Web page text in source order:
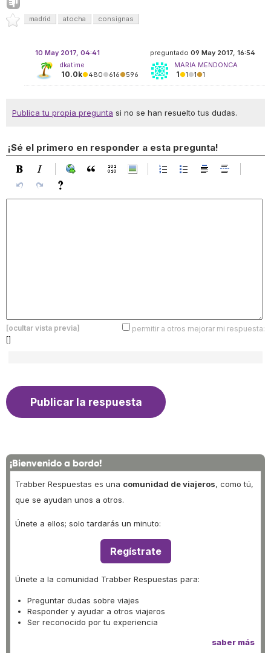
madrid atocha consignas
preguntado 09 May 2017, 16:54
MARIA MENDONCA
1●1●1●1
10 May 2017, 04:41
dkatime
10.0k●480●616●596
Publica tu propia pregunta si no se han resuelto tus dudas.
¡Sé el primero en responder a esta pregunta!
[ocultar vista previa]
permitir a otros mejorar mi respuesta:
[]
¡Bienvenido a bordo!
Trabber Respuestas es una comunidad de viajeros, como tú,
que se ayudan unos a otros.
Únete a ellos; solo tardarás un minuto:
Regístrate
Únete a la comunidad Trabber Respuestas para:
Preguntar dudas sobre viajes
Responder y ayudar a otros viajeros
Ser reconocido por tu experiencia
saber más